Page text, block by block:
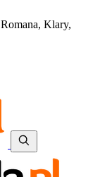
Romana, Klary,